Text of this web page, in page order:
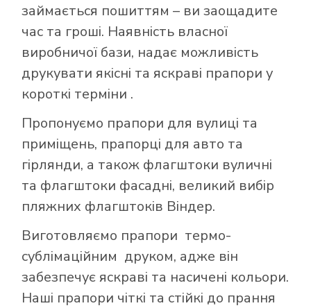
займається пошиттям – ви заощадите
час та гроші. Наявність власної
виробничої бази, надає можливість
друкувати якісні та яскраві прапори у
короткі терміни .
Пропонуємо прапори для вулиці та
приміщень, прапорці для авто та
гірлянди, а також флагштоки вуличні
та флагштоки фасадні, великий вибір
пляжних флагштоків Віндер.
Виготовляємо прапори термо-
сублімаційним друком, адже він
забезпечує яскраві та насичені кольори.
Наші прапори чіткі та стійкі до прання